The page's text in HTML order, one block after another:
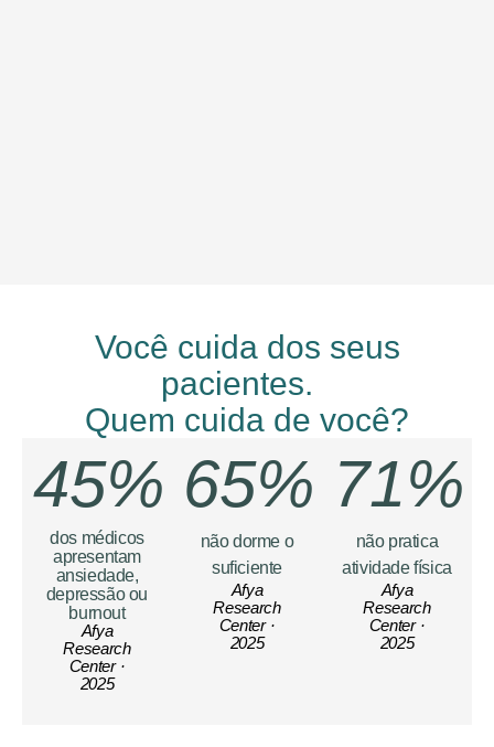
Você cuida dos seus
pacientes.
Quem cuida de você?
45%
dos médicos
apresentam
ansiedade,
depressão ou
burnout
Afya
Research
Center ·
2025
65%
não dorme o
suficiente
Afya
Research
Center ·
2025
71%
não pratica
atividade física
Afya
Research
Center ·
2025